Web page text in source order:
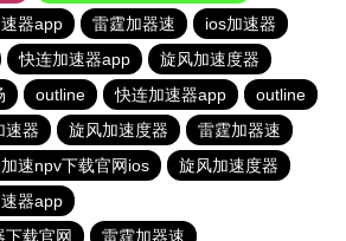
器app 雷霆加器速
ios加速器
快连加速器app
旋风加速度器
outline 快连加速器app
outline
速器 旋风加速度器
雷霆加器速
速npv下载官网ios
旋风加速度器
器app
下载官网
雷霆加器速